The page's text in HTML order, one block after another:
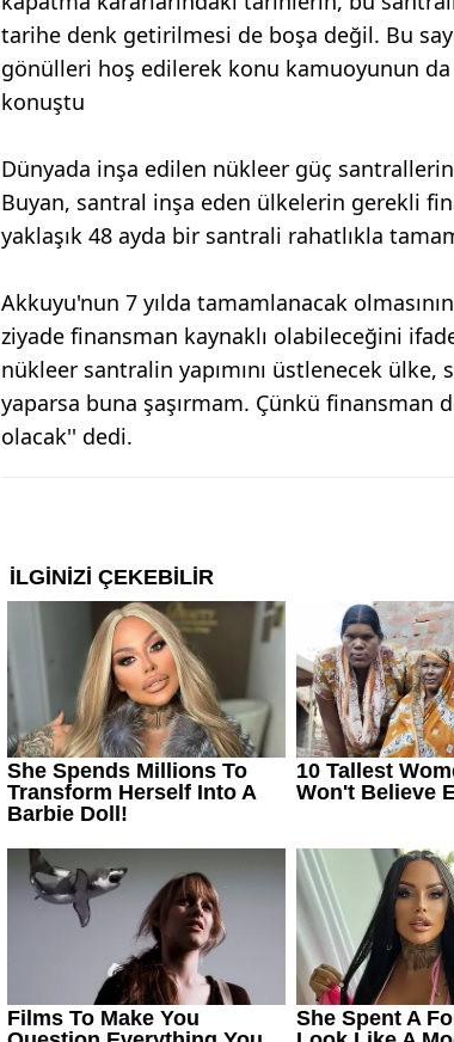
tarihe denk getirilmesi de boşa değil. Bu
gönülleri hoş edilerek konu kamuoyunun da
konuştu
Dünyada inşa edilen nükleer güç
Buyan, santral inşa eden ülkelerin gerekli
yaklaşık 48 ayda bir santrali rahatlıkla
Akkuyu'nun 7 yılda tamamlanacak
ziyade finansman kaynaklı olabileceğini
nükleer santralin yapımını üstlenecek
yaparsa buna şaşırmam. Çünkü finansman
olacak'' dedi.